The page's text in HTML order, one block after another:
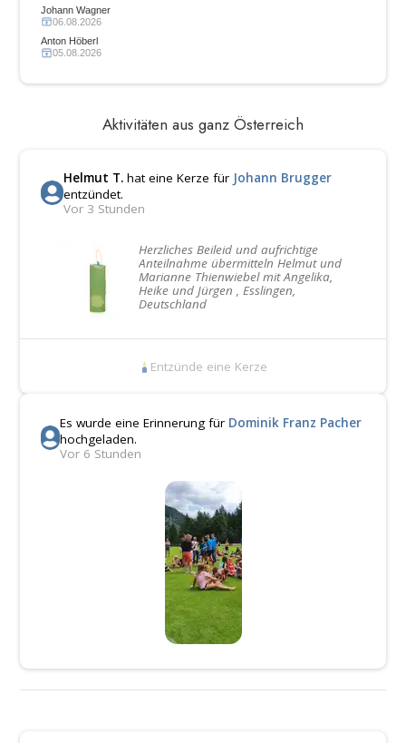
Johann Wagner
06.08.2026
Anton Höberl
05.08.2026
Aktivitäten aus ganz Österreich
Helmut T.hat eine Kerze für Johann Brugger
entzündet.
Vor 3 Stunden
Herzliches Beileid und aufrichtige
Anteilnahme übermitteln Helmut und
Marianne Thienwiebel mit Angelika,
Heike und Jürgen , Esslingen,
Deutschland
Entzünde eine Kerze
Es wurde eine Erinnerung für Dominik Franz Pacher
hochgeladen.
Vor 6 Stunden